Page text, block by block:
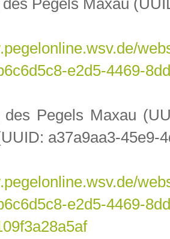
Pegels Maxau
e2d5-4469-
des Pegels Maxau
a37a9aa3-45e9-
e2d5-4469-